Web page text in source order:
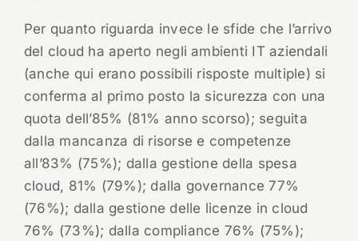
Per quanto riguarda invece le sfide che l’arrivo
del cloud ha aperto negli ambienti IT aziendali
(anche qui erano possibili risposte multiple) si
conferma al primo posto la sicurezza con una
quota dell’85% (81% anno scorso); seguita
dalla mancanza di risorse e competenze
all’83% (75%); dalla gestione della spesa
cloud, 81% (79%); dalla governance 77%
(76%); dalla gestione delle licenze in cloud
76% (73%); dalla compliance 76% (75%);